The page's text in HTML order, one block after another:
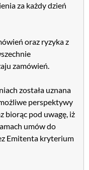
za każdy dzień
oraz ryzyka z
zamówień.
została uznana
perspektywy
biorąc pod uwagę, iż
umów do
Emitenta kryterium